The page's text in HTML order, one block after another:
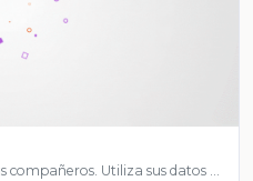
compañeros. Utiliza sus datos …